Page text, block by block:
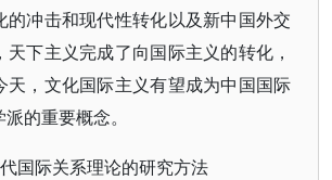
的冲击和现代性转化以及新中国外交
天下主义完成了向国际主义的转化，
天，文化国际主义有望成为中国国际
的重要概念。
国际关系理论的研究方法